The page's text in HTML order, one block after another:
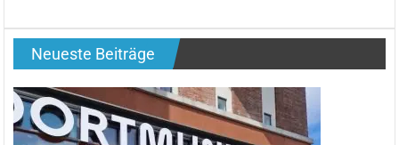
Iduna
Neueste Beiträge